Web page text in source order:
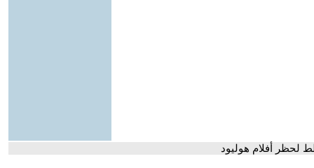
أفلام هوليود